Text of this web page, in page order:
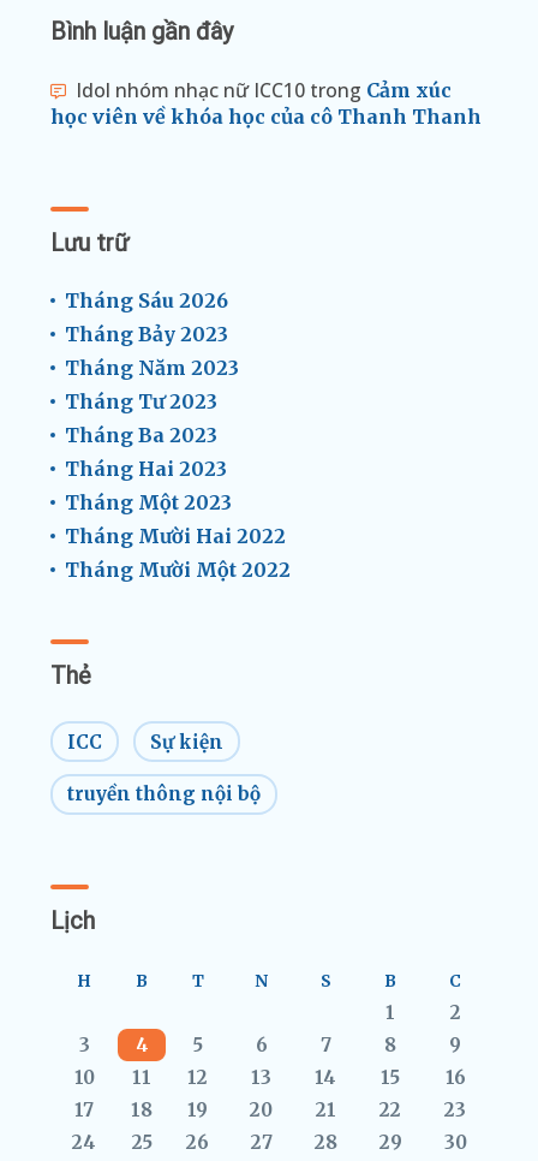
Bình luận gần đây
Idol nhóm nhạc nữ ICC10 trong Cảm xúc
học viên về khóa học của cô Thanh Thanh
Lưu trữ
Tháng Sáu 2026
Tháng Bảy 2023
Tháng Năm 2023
Tháng Tư 2023
Tháng Ba 2023
Tháng Hai 2023
Tháng Một 2023
Tháng Mười Hai 2022
Tháng Mười Một 2022
Thẻ
ICC Sự kiện
truyền thông nội bộ
Lịch
H B T N S B C
1
2
3
4 5 6 7 8
9
10
11 12 13 14 15
16
17
18 19 20 21 22
23
24
25 26 27 28 29
30